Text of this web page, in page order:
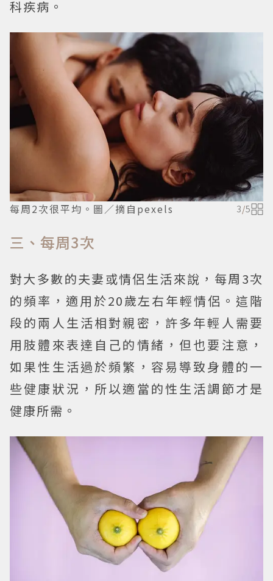
科疾病。
每周2次很平均。圖／摘自pexels 3/5
三、每周3次
對大多數的夫妻或情侶生活來說，每周3次
的頻率，適用於20歲左右年輕情侶。這階
段的兩人生活相對親密，許多年輕人需要
用肢體來表達自己的情緒，但也要注意，
如果性生活過於頻繁，容易導致身體的一
些健康狀況，所以適當的性生活調節才是
健康所需。